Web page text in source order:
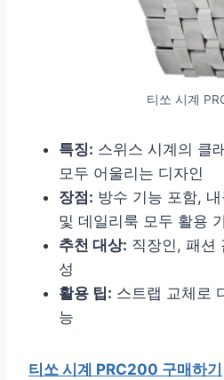
티쏘 시계
특징: 스위스 시계의 클
모두 어울리는 디자인
장점: 방수 기능 포함,
및 데일리룩 모두 활용
추천 대상: 직장인, 패션
성
활용 팁: 스트랩 교체로
능
티쏘 시계 PRC200 구매하기